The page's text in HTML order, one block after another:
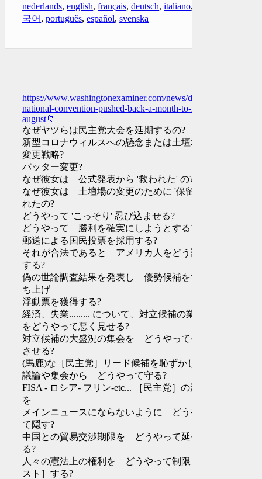
nederlands, english, français, deutsch, italiano,
국어 , português, español, svenska
https://www.washingtonexaminer.com/news/democratic-
national-convention-pushed-back-a-month-to-mid-
august📁
なぜヤツらは民主党大会を延期するの?
新型コロナウィルスへの懸念または土壇場の
変更戦略?
バッター変更?
なぜ彼女は 公式発表から '救われた' の?
なぜ彼女は 土壇場の変更のために '保留' さ
れたの?
どうやって 'こっそり' 忍び込ませる?
どうやって 勝利を確実にしようとする?
郵送による国民投票を採用する?
それが合法であると アメリカ人をどう説得
する?
偽の世論調査結果を発表し 優勢候補をでっ
ち上げ
浮動票を獲得する?
経済、失業......... について、対立候補の業績
をどうやって悪く見せる?
対立候補の大盛況の集会を どうやってやめ
させる?
(馬鹿)な［民主党］リード候補を恥ずかしい
議論や集会から どうやって守る?
FISA - ロシア- フリン-etc... ［民主党］の汚職
を
メインニュースにならないように どうやっ
て隠す?
中国との貿易交渉期限を どうやって延長す
る?
人々の憲法上の権利を どうやって制限［テ
スト］する?